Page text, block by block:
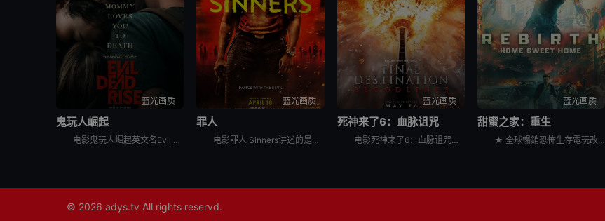
蓝光画质
鬼玩人崛起
电影鬼玩人崛起英文名Evil Dead Rise，讲述了：一对感情疏离的姐妹终于重聚，姐姐艾莉（阿丽莎·萨瑟兰 Alyssa Sutherland 饰）意外被恶魔附体，妹妹贝丝（莉莉·沙利文 Li
蓝光画质
罪人
电影罪人 Sinners讲述的是：双胞胎兄弟（迈克尔·B·乔丹 Michael B. Jordan 饰）试图摆脱不愉快的过往，回到家乡想重新开始，但却发现更为恐怖的邪恶势力正等待着他们的回归……
蓝光画质
死神来了6：血脉诅咒
电影死神来了6：血脉诅咒讲述了，大学生史蒂芬妮（凯特琳·桑塔·胡安娜 Kaitlyn Santa Juana 饰）饱受反复出现的暴力恶梦所困扰，于是决定回到家乡，寻找唯一可能打破这个循环的人，并拯
蓝光画质
甜蜜之家：重生
★ 全球暢銷恐怖生存電玩改編首搬大銀幕！ &nbsp; &nbsp; &nbsp; &nbsp; &nbsp; &nbsp; &nbsp; &nbsp; &nbsp; &nbsp; &nbsp;
© 2026 adys.tv All rights reservd.